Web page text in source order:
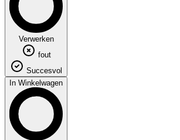
Verwerken
fout
Succesvol
In Winkelwagen